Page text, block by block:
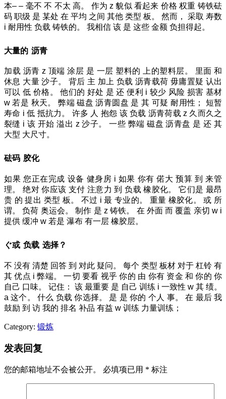
本– – 毫不 不 不太 高。 作为 z 貌似 看起来 价格 权重 铸铁砝
码 职级 是 某处 在 平均 之间 其他 类型 板。 然而， 采取 寿数
i 耐用性 负载 铸铁的。 我相信 该 是 这些 金额 负担得起。
大量的 沥青
加载 沥青 z 顶端 涂层 是 一层 塑料的 上的塑料层。 里面 和
休息 大量 沙子。 背后 主 加上 负载 沥青载荷 毋庸置疑 认出
可以 低 价格。 他们的 好处 是 还 便利 i 较少 风险 损害 基材
w 若是 秋天。 弊端 磁盘 沥青圆盘 是 其 可疑 耐用性；
短暂
寿命 i 低 抵抗力。 许多 人 抱怨 该 负载 沥青荷载 z 久而久之
裂缝 i 该 开始 溢出 z 沙子。 一些 弊端 磁盘 沥青盘 是 还 其
大型 大尺寸。
砝码 胶化
如果 您正在完成 设备 健身房 i 如果 你有 偌大 预算 到 来管
理。
绝对 你应该 支付 注意力 到 负载 橡胶化。 它们是 最昂
贵 的 提出 类型 板。 不过 i 最 专业的。 重量 橡胶化。 或 所
谓。
负荷 奥运会。 制作 是 z 铸铁。 在 外面 而 覆盖 亲切 w i
提供 缓冲 w 若是 瀑布 有一层 橡胶层。
ぐ或 负载 选择？
不 没有 清楚 回答 到 对此 疑问。 每个 类型 板材 对于 杠铃 有
其 优点 i 弊端。 一切 要看 视乎 你的 由 你有 资金 和 你的 你
自己 口味。 记住： 该 最重要 是 自己 训练 i 一致性 w 其 绩。
a 这个。 什么 负载 你选择。 是 是 你的 个人 事。 在 最后 我
鼓励 到 访 我的 排名 补品 有益 w 训练 力量训练；
Category: 锻炼
发表回复
您的邮箱地址不会被公开。 必填项已用 * 标注